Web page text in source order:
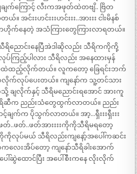
ျက်ကြောင့် လီးကအဖုတ်ထဲတဗျိ.. ဗြိတ
င်းးဟင်းးးဟင်းးး..အားးး ငါးမိနစ်
က်နေတဲ့ အသံကြားတွေကြားလာရတယ်။
သီရိညောင်းနေပြီအဲဒါဆိုလည်း သီရိကကိုကို့
ပ်ကြည့်ပါလား သီရိလည်း အနေထားမှန်
ထဲထည့်လိုက်တယ်။ လူကတော့ ခြေရင်းဘက်
က်လုပ်ပေးတယ်။ ကျနော်က သူ့တင်သား
ျလိုက်နှင့် သီရိမညောင်းရအောင် အားကူ
ရိဆီက ညည်းသံတွေထွက်လာတယ်။ ညည်း
က်က ပိုသွက်လာတယ်။ အာ့…ရှီးးးရှီးးး
ဖတ်..ဖတ်..ဖတ်အားးးးကိုကိုသီရိမရတော့
ကိုကိုလုပ်မယ် သီရိလည်းကျနော့်အပေါ်ကဆင်း
လေးအိပ်တော့ ကျနော်သီရိခါးအောက်
ါ်ဆွဲထောင်ပြီး အပေါ်စီးကနေ လိုးလိုက်